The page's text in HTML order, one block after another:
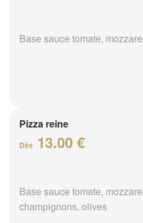
Base sauce tomate,
Pizza reine
Dès 13.00 €
Base sauce tomate,
champignons, olives